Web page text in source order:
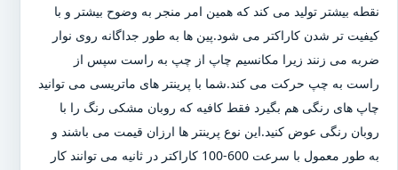
نقطه بیشتر تولید می کند که همین امر منجر به وضوح بیشتر و با
کیفیت تر شدن کاراکتر می شود.پین ها به طور جداگانه روی نوار
ضربه می زنند زیرا مکانسیم چاپ از چپ به راست سپس از
راست به چپ حرکت می کند.شما با پرینتر های ماتریسی می توانید
چاپ های رنگی هم بگیرد فقط کافیه که روبان مشکی رنگ را با
روبان رنگی عوض کنید.این نوع پرینتر ها ارزان قیمت می باشند و
به طور معمول با سرعت 600-100 کاراکتر در ثانیه می توانند کار